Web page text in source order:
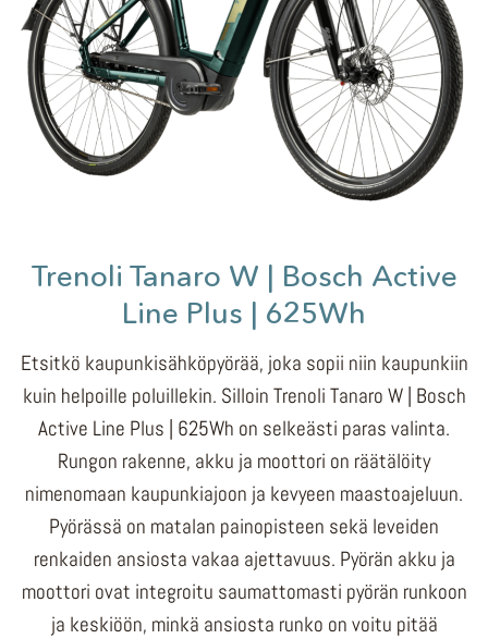
Trenoli Tanaro W | Bosch Active
Line Plus | 625Wh
Etsitkö kaupunkisähköpyörää, joka sopii niin kaupunkiin
kuin helpoille poluillekin. Silloin Trenoli Tanaro W | Bosch
Active Line Plus | 625Wh on selkeästi paras valinta.
Rungon rakenne, akku ja moottori on räätälöity
nimenomaan kaupunkiajoon ja kevyeen maastoajeluun.
Pyörässä on matalan painopisteen sekä leveiden
renkaiden ansiosta vakaa ajettavuus. Pyörän akku ja
moottori ovat integroitu saumattomasti pyörän runkoon
ja keskiöön, minkä ansiosta runko on voitu pitää